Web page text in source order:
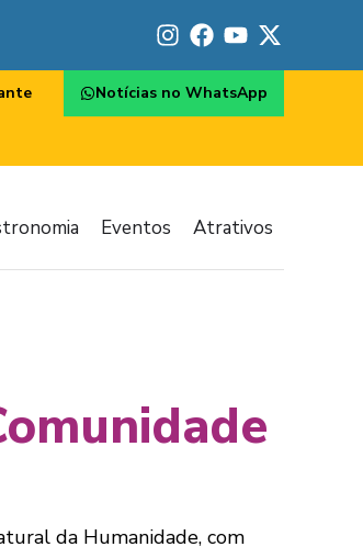
Notícias no WhatsApp
Eventos Atrativos
da Humanidade, com